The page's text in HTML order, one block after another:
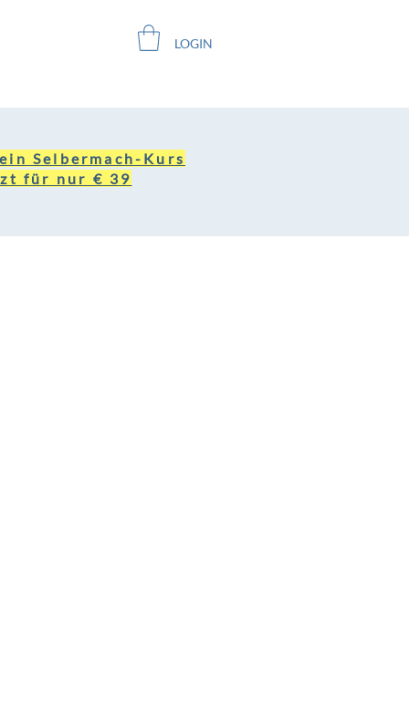
LOGIN
Selbermach-Kurs
für nur € 39